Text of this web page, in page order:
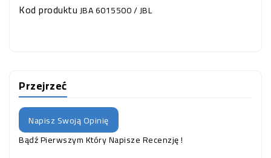
Kod produktuJBA 6015500 / JBL
Przejrzeć
Napisz Swoją Opinię
Bądź Pierwszym Który Napisze Recenzję !